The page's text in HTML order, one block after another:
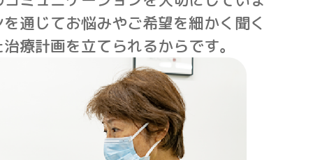
通じてお悩みやご希望を細かく聞く
療計画を立てられるからです。